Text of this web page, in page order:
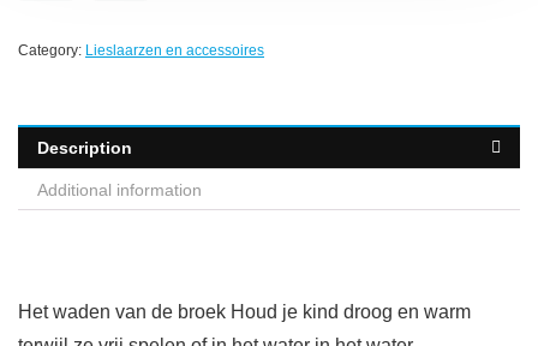
Category: Lieslaarzen en accessoires
Description
Additional information
Het waden van de broek Houd je kind droog en warm